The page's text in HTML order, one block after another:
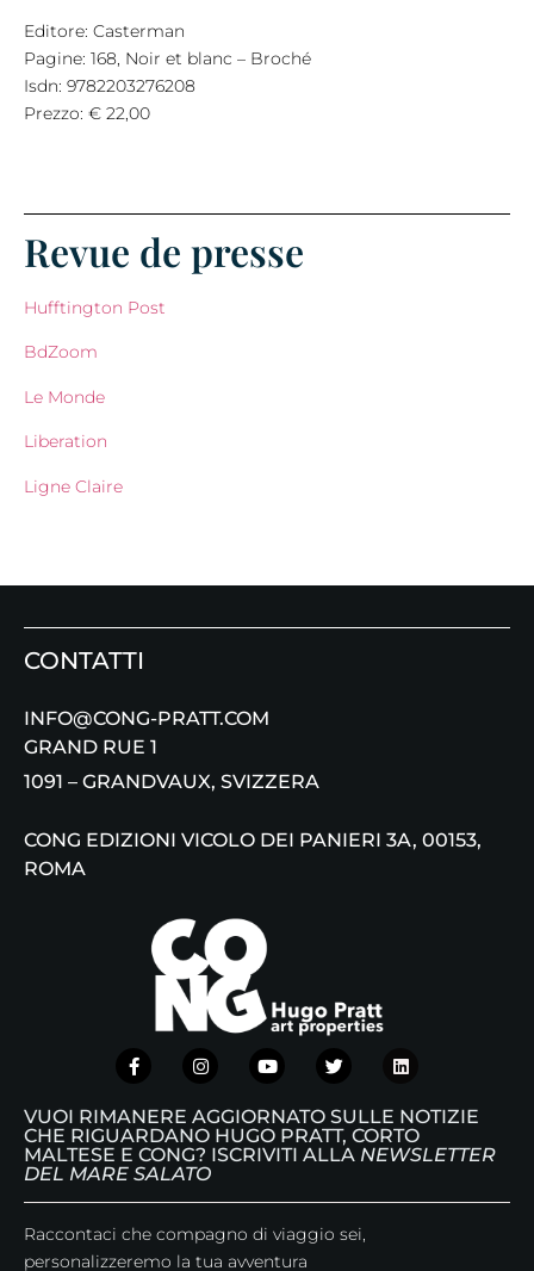
Editore: Casterman
Pagine: 168, Noir et blanc – Broché
Isdn: 9782203276208
Prezzo: € 22,00
Revue de presse
Hufftington Post
BdZoom
Le Monde
Liberation
Ligne Claire
CONTATTI
INFO@CONG-PRATT.COM
GRAND RUE 1
1091 – GRANDVAUX, SVIZZERA
CONG EDIZIONI VICOLO DEI PANIERI 3A, 00153,
ROMA
VUOI RIMANERE AGGIORNATO SULLE NOTIZIE
CHE RIGUARDANO HUGO PRATT, CORTO
MALTESE E CONG? ISCRIVITI ALLA NEWSLETTER
DEL MARE SALATO
Raccontaci che compagno di viaggio sei,
personalizzeremo la tua avventura